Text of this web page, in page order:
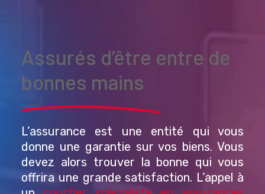
Assurés d’être entre de
bonnes mains
L’assurance est une entité qui vous
donne une garantie sur vos biens. Vous
devez alors trouver la bonne qui vous
offrira une grande satisfaction. L’appel à